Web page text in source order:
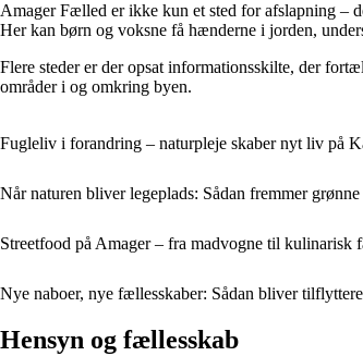
Amager Fælled er ikke kun et sted for afslapning –
Her kan børn og voksne få hænderne i jorden,
Flere steder er der opsat informationsskilte, der
områder i og omkring byen.
Fugleliv i forandring – naturpleje skaber nyt liv på
Når naturen bliver legeplads: Sådan fremmer
Streetfood på Amager – fra madvogne til kulinarisk
Nye naboer, nye fællesskaber: Sådan bliver
Hensyn og fællesskab